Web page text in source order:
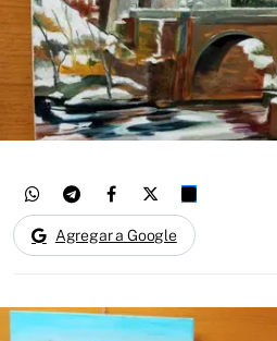
Agregar a Google